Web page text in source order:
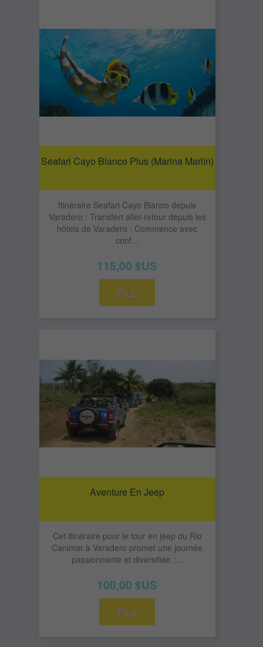
Seafari Cayo Blanco Plus (Marina Marlín)
Itinéraire Seafari Cayo Blanco depuis
Varadero : Transfert aller-retour depuis les
hôtels de Varadero : Commence avec
conf...
115,00 $US
Plus
Aventure En Jeep
Cet itinéraire pour le tour en jeep du Rio
Canimar à Varadero promet une journée
passionnante et diversifiée :...
100,00 $US
Plus